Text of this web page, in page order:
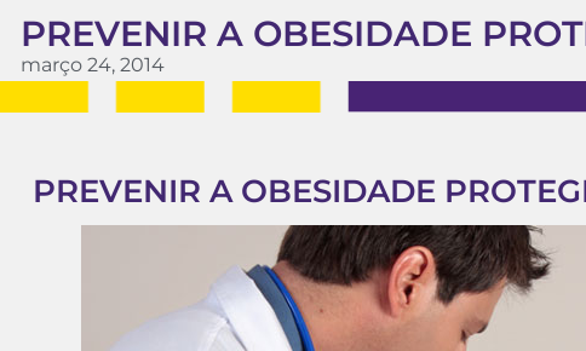
PREVENIR A OBESIDADE
março 24, 2014
PREVENIR A OBESIDADE